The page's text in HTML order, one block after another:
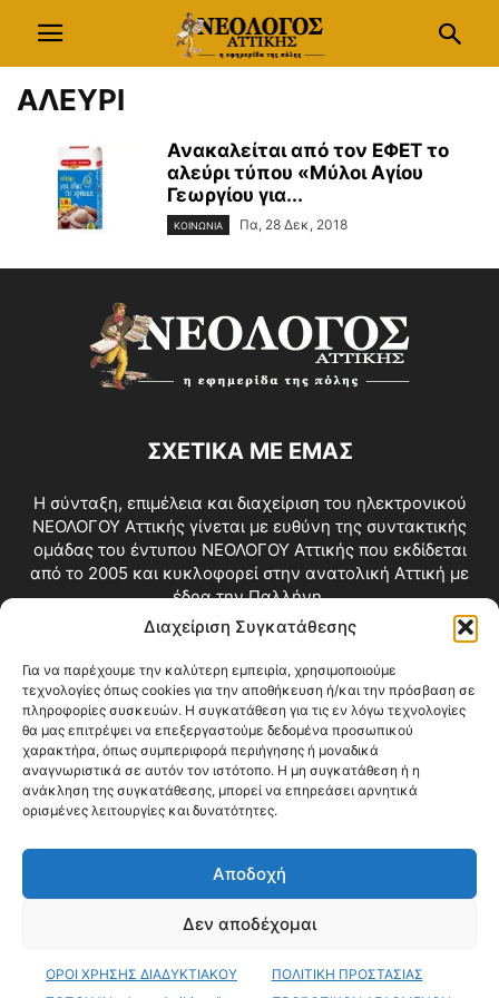
Διαχείριση Συγκατάθεσης
Για να παρέχουμε την καλύτερη εμπειρία, χρησιμοποιούμε
τεχνολογίες όπως cookies για την αποθήκευση ή/και την πρόσβαση σε
πληροφορίες συσκευών. Η συγκατάθεση για τις εν λόγω τεχνολογίες
θα μας επιτρέψει να επεξεργαστούμε δεδομένα προσωπικού
χαρακτήρα, όπως συμπεριφορά περιήγησης ή μοναδικά
αναγνωριστικά σε αυτόν τον ιστότοπο. Η μη συγκατάθεση ή η
ανάκληση της συγκατάθεσης, μπορεί να επηρεάσει αρνητικά
ορισμένες λειτουργίες και δυνατότητες.
Αποδοχή
Δεν αποδέχομαι
ΟΡΟΙ ΧΡΗΣΗΣ ΔΙΑΔΥΚΤΙΑΚΟΥ
ΠΟΛΙΤΙΚΗ ΠΡΟΣΤΑΣΙΑΣ
ΑΛΕΥΡΙ
Ανακαλείται από τον ΕΦΕΤ το
αλεύρι τύπου «Μύλοι Αγίου
Γεωργίου για...
ΚΟΙΝΩΝΙΑ Πα, 28 Δεκ, 2018
ΣΧΕΤΙΚΑ ΜΕ ΕΜΑΣ
Η σύνταξη, επιμέλεια και διαχείριση του ηλεκτρονικού
ΝΕΟΛΟΓΟΥ Αττικής γίνεται με ευθύνη της συντακτικής
ομάδας του έντυπου ΝΕΟΛΟΓΟΥ Αττικής που εκδίδεται
από το 2005 και κυκλοφορεί στην ανατολική Αττική με
έδρα την Παλλήνη.
Επικοινωνία:info@neologosattikis.gr
ΑΚΟΛΟΥΘΗΣΕ ΜΑΣ
Videos Όροι Χρήσης
© Copyright 2026 ΝΕΟΛΟΓΟΣ ΑΤΤΙΚΗΣ • All Rights Reserved •